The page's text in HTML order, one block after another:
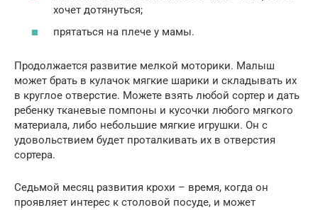
хочет дотянуться;
прятаться на плече у мамы.
Продолжается развитие мелкой моторики. Малыш
может брать в кулачок мягкие шарики и складывать их
в круглое отверстие. Можете взять любой сортер и дать
ребенку тканевые помпоны и кусочки любого мягкого
материала, либо небольшие мягкие игрушки. Он с
удовольствием будет проталкивать их в отверстия
сортера.
Седьмой месяц развития крохи – время, когда он
проявляет интерес к столовой посуде, и может